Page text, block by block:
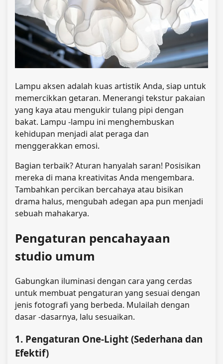
Lampu aksen adalah kuas artistik Anda, siap untuk
memercikkan getaran. Menerangi tekstur pakaian
yang kaya atau mengukir tulang pipi dengan
bakat. Lampu -lampu ini menghembuskan
kehidupan menjadi alat peraga dan
menggerakkan emosi.
Bagian terbaik? Aturan hanyalah saran! Posisikan
mereka di mana kreativitas Anda mengembara.
Tambahkan percikan bercahaya atau bisikan
drama halus, mengubah adegan apa pun menjadi
sebuah mahakarya.
Pengaturan pencahayaan
studio umum
Gabungkan iluminasi dengan cara yang cerdas
untuk membuat pengaturan yang sesuai dengan
jenis fotografi yang berbeda. Mulailah dengan
dasar -dasarnya, lalu sesuaikan.
1. Pengaturan One-Light (Sederhana dan
Efektif)